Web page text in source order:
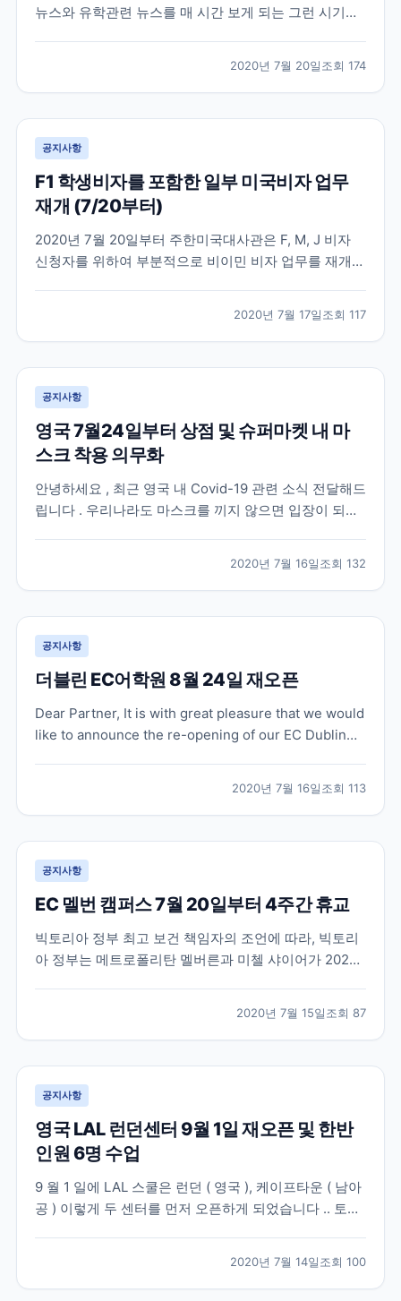
뉴스와 유학관련 뉴스를 매 시간 보게 되는 그런 시기이
기들은 나올것이지만 오늘 이민성 장관이 발표한 학생
비자 및 485 (Post-study work v...
2020년 7월 20일조회 174
공지사항
F1 학생비자를 포함한 일부 미국비자 업무
재개 (7/20부터)
2020년 7월 20일부터 주한미국대사관은 F, M, J 비자
신청자를 위하여 부분적으로 비이민 비자 업무를 재개한
신청자가 단시간에 많이 몰릴 것으로 예상이 됩니다. 미
국 대사관에서도 발급 절차가 진행되지 못한 수...
2020년 7월 17일조회 117
공지사항
영국 7월24일부터 상점 및 슈퍼마켓 내 마
스크 착용 의무화
안녕하세요 , 최근 영국 내 Covid-19 관련 소식 전달해드
립니다 . 우리나라도 마스크를 끼지 않으면 입장이 되지
화 된다고 합니다 . 지난 5 월 중순에는 퍼블릭 공간에서
face coverin...
2020년 7월 16일조회 132
공지사항
더블린 EC어학원 8월 24일 재오픈
Dear Partner, It is with great pleasure that we would
like to announce the re-opening of our EC Dublin
2020년 7월 16일조회 113
공지사항
EC 멜번 캠퍼스 7월 20일부터 4주간 휴교
빅토리아 정부 최고 보건 책임자의 조언에 따라, 빅토리
아 정부는 메트로폴리탄 멜버른과 미첼 샤이어가 2020
이동제한령은 최소 6주 동안 지속될 예정이며 자세한 정
보는 여기서 확인하실 수 있습니다. –...
2020년 7월 15일조회 87
공지사항
영국 LAL 런던센터 9월 1일 재오픈 및 한반
인원 6명 수업
9 월 1 일에 LAL 스쿨은 런던 ( 영국 ), 케이프타운 ( 남아
공 ) 이렇게 두 센터를 먼저 오픈하게 되었습니다 .. 토베
국하셨던 학생들은 , 런던센터로 변경을 하실 수 있습니
다 . 영국정부는 7 월 10...
2020년 7월 14일조회 100